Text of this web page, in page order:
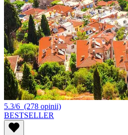
5.3/6 (278 opinii)
BESTSELLER